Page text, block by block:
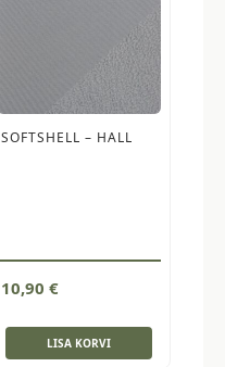
SOFTSHELL – HALL
10,90 €
LISA KORVI